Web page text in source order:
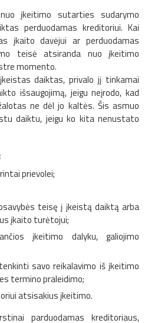
įkeitimo sutarties sudarymo
perduodamas kreditoriui. Kai
įkaito davėjui ar perduodamas
teisė atsiranda nuo įkeitimo
momento.
daiktas, privalo jį tinkamai
išsaugojimą, jeigu neįrodo, kad
ne dėl jo kaltės. Šis asmuo
daiktu, jeigu ko kita nenustato
prievolei;
teisę į įkeistą daiktą arba
įkaito turėtojui;
įkeitimo dalyku, galiojimo
savo reikalavimo iš įkeitimo
termino praleidimo;
atsisakius įkeitimo.
parduodamas kreditoriaus,